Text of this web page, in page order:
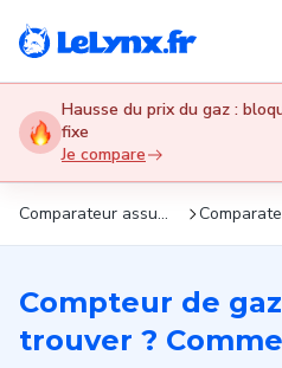
Hausse du prix du gaz :
fixe
Je compare
Comparateur assurance : devis gratuits en 5 min !
Compteur de
trouver ?